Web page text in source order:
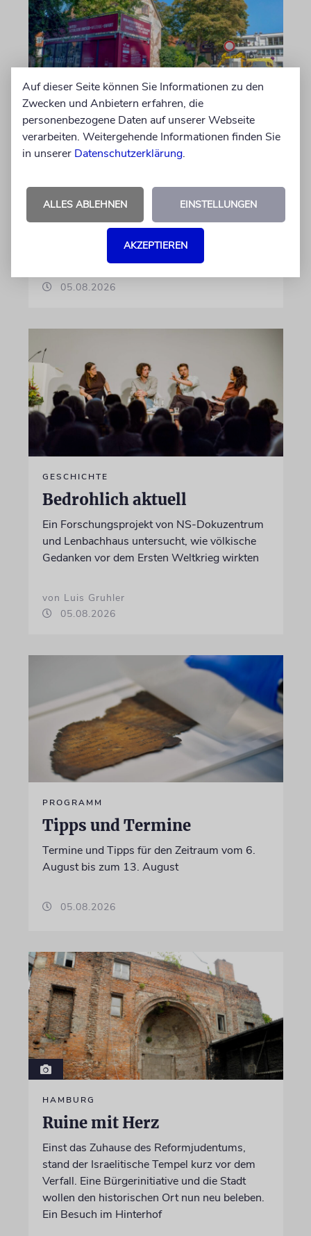
ERFURT
Schicht um Schicht
seit wenigen Tagen nach einem Stück
Bagger, dann von Hand
05.08.2026
GESCHICHTE
Bedrohlich aktuell
Ein Forschungsprojekt von NS-Dokuzentrum
und Lenbachhaus untersucht, wie völkische
Gedanken vor dem Ersten Weltkrieg wirkten
von Luis Gruhler
05.08.2026
PROGRAMM
Tipps und Termine
Termine und Tipps für den Zeitraum vom 6.
August bis zum 13. August
05.08.2026
HAMBURG
Ruine mit Herz
Einst das Zuhause des Reformjudentums,
stand der Israelitische Tempel kurz vor dem
Verfall. Eine Bürgerinitiative und die Stadt
wollen den historischen Ort nun neu beleben.
Ein Besuch im Hinterhof
Auf dieser Seite können Sie Informationen zu den
Zwecken und Anbietern erfahren, die
personenbezogene Daten auf unserer Webseite
verarbeiten. Weitergehende Informationen finden Sie
in unserer Datenschutzerklärung.
ALLES ABLEHNEN EINSTELLUNGEN
AKZEPTIEREN